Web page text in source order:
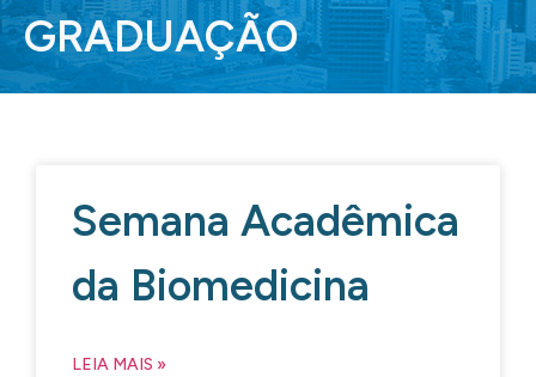
GRADUAÇÃO
Semana Acadêmica
da Biomedicina
LEIA MAIS »